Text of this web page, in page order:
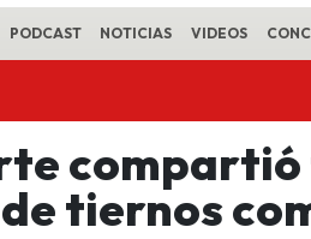
PODCAST NOTICIAS VIDEOS
tiernos